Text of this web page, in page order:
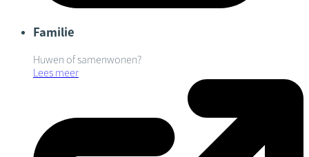
Familie
Huwen of samenwonen?
Lees meer